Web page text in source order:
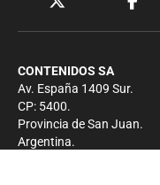
CONTENIDOS SA
Av. España 1409 Sur.
CP: 5400.
Provincia de San Juan.
Argentina.